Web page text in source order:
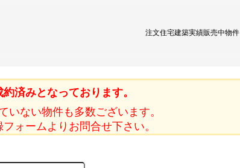
注文住宅建築実績販売中物件
済みとなっております。
いない物件も多数ございます。
ォームよりお問合せ下さい。